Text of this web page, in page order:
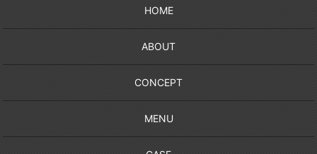
HOME
ABOUT
CONCEPT
MENU